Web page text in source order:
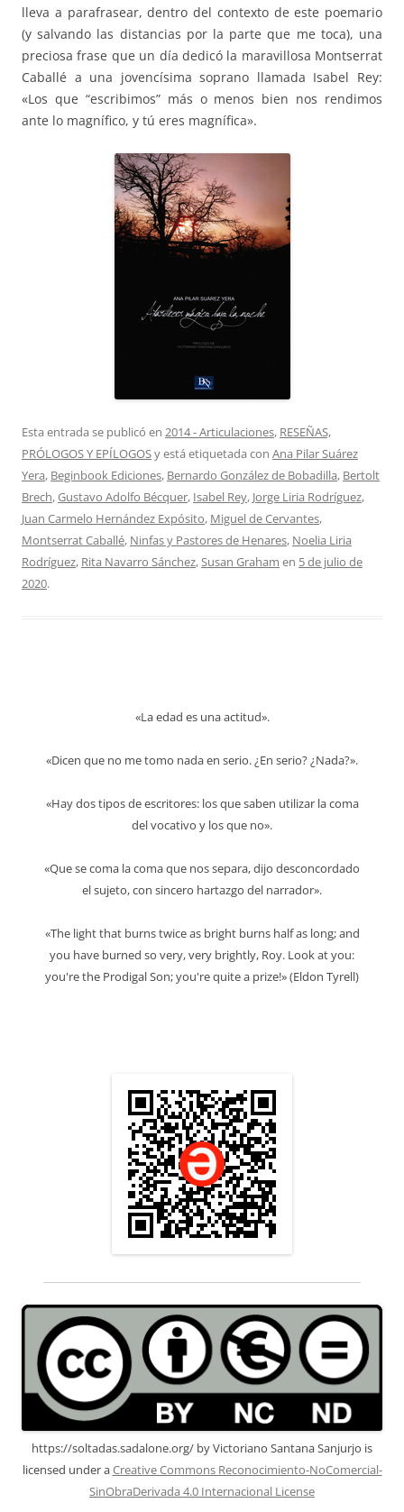
lleva a parafrasear, dentro del contexto de este poemario
(y salvando las distancias por la parte que me toca), una
preciosa frase que un día dedicó la maravillosa Montserrat
Caballé a una jovencísima soprano llamada Isabel Rey:
«Los que “escribimos” más o menos bien nos rendimos
ante lo magnífico, y tú eres magnífica».
Esta entrada se publicó en 2014 - Articulaciones, RESEÑAS,
PRÓLOGOS Y EPÍLOGOSy está etiquetada con Ana Pilar Suárez
Yera, Beginbook Ediciones, Bernardo González de Bobadilla, Bertolt
Brech,Gustavo Adolfo Bécquer, Isabel Rey, Jorge Liria Rodríguez,
Juan Carmelo Hernández Expósito, Miguel de Cervantes,
Montserrat Caballé, Ninfas y Pastores de Henares, Noelia Liria
Rodríguez, Rita Navarro Sánchez,Susan Graham en 5 de julio de
2020.
«La edad es una actitud».
«Dicen que no me tomo nada en serio. ¿En serio? ¿Nada?».
«Hay dos tipos de escritores: los que saben utilizar la coma
del vocativo y los que no».
«Que se coma la coma que nos separa, dijo desconcordado
el sujeto, con sincero hartazgo del narrador».
«The light that burns twice as bright burns half as long; and
you have burned so very, very brightly, Roy. Look at you:
you're the Prodigal Son; you're quite a prize!» (Eldon Tyrell)
https://soltadas.sadalone.org/ byVictoriano Santana Sanjurjo is
licensed under aCreative Commons Reconocimiento-NoComercial-
SinObraDerivada 4.0 Internacional License